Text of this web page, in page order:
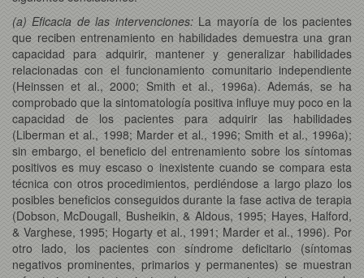
(a) Eficacia de las intervenciones: La mayoría de los pacientes
que reciben entrenamiento en habilidades demuestra una gran
capacidad para adquirir, mantener y generalizar habilidades
relacionadas con el funcionamiento comunitario independiente
(Heinssen et al., 2000; Smith et al., 1996a). Además, se ha
comprobado que la sintomatología positiva influye muy poco en la
capacidad de los pacientes para adquirir las habilidades
(Liberman et al., 1998; Marder et al., 1996; Smith et al., 1996a);
sin embargo, el beneficio del entrenamiento sobre los síntomas
positivos es muy escaso o inexistente cuando se compara esta
técnica con otros procedimientos, perdiéndose a largo plazo los
posibles beneficios conseguidos durante la fase activa de terapia
(Dobson, McDougall, Busheikin, & Aldous, 1995; Hayes, Halford,
& Varghese, 1995; Hogarty et al., 1991; Marder et al., 1996). Por
otro lado, los pacientes con síndrome deficitario (síntomas
negativos prominentes, primarios y permanentes) se muestran